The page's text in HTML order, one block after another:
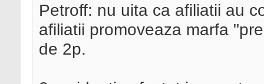
Petroff: nu uita ca afiliatii au
afiliatii promoveaza marfa
de 2p.